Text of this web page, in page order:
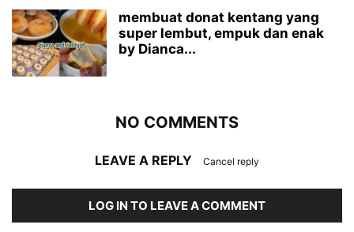
membuat donat kentang yang
super lembut, empuk dan enak
by Dianca...
NO COMMENTS
LEAVE A REPLY Cancel reply
LOG IN TO LEAVE A COMMENT